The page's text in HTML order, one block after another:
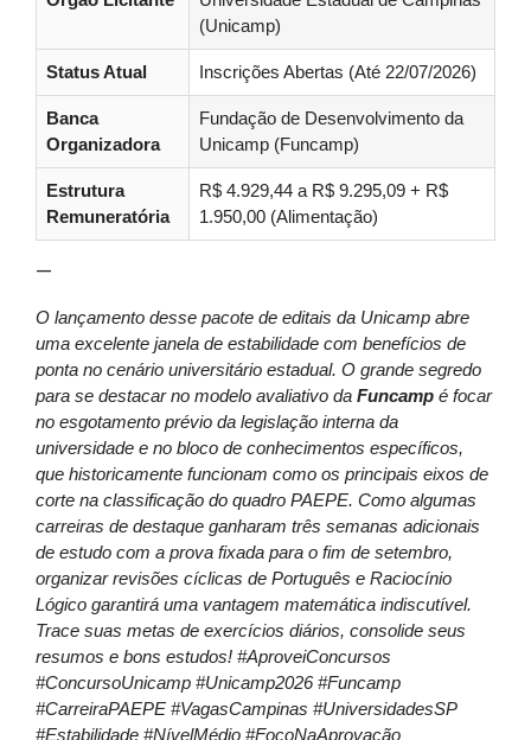
(Unicamp)
Status Atual Inscrições Abertas (Até 22/07/2026)
Banca
Organizadora
Fundação de Desenvolvimento da
Unicamp (Funcamp)
Estrutura
Remuneratória
R$ 4.929,44 a R$ 9.295,09 + R$
1.950,00 (Alimentação)
—
O lançamento desse pacote de editais da Unicamp abre
uma excelente janela de estabilidade com benefícios de
ponta no cenário universitário estadual. O grande segredo
para se destacar no modelo avaliativo da Funcamp é focar
no esgotamento prévio da legislação interna da
universidade e no bloco de conhecimentos específicos,
que historicamente funcionam como os principais eixos de
corte na classificação do quadro PAEPE. Como algumas
carreiras de destaque ganharam três semanas adicionais
de estudo com a prova fixada para o fim de setembro,
organizar revisões cíclicas de Português e Raciocínio
Lógico garantirá uma vantagem matemática indiscutível.
Trace suas metas de exercícios diários, consolide seus
resumos e bons estudos! #AproveiConcursos
#ConcursoUnicamp #Unicamp2026 #Funcamp
#CarreiraPAEPE #VagasCampinas #UniversidadesSP
#Estabilidade #NívelMédio #FocoNaAprovação